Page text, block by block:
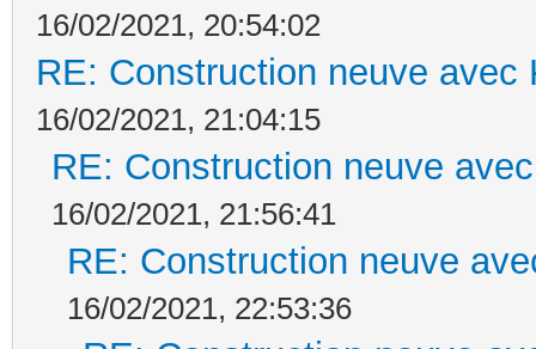
16/02/2021, 20:54:02
RE: Construction neuve avec
16/02/2021, 21:04:15
RE: Construction neuve
16/02/2021, 21:56:41
RE: Construction neuve
16/02/2021, 22:53:36